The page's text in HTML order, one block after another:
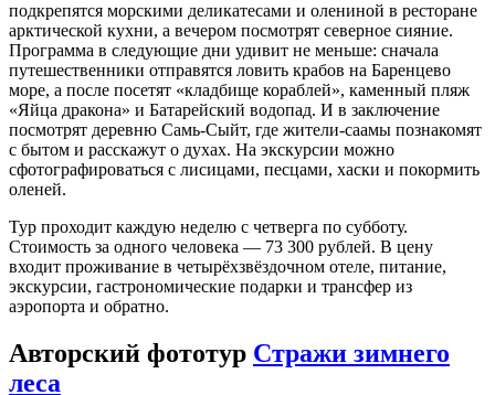
подкрепятся морскими деликатесами и олениной в ресторане
арктической кухни, а вечером посмотрят северное сияние.
Программа в следующие дни удивит не меньше: сначала
путешественники отправятся ловить крабов на Баренцево
море, а после посетят «кладбище кораблей», каменный пляж
«Яйца дракона» и Батарейский водопад. И в заключение
посмотрят деревню Самь-Сыйт, где жители-саамы познакомят
с бытом и расскажут о духах. На экскурсии можно
сфотографироваться с лисицами, песцами, хаски и покормить
оленей.
Тур проходит каждую неделю с четверга по субботу.
Стоимость за одного человека — 73 300 рублей. В цену
входит проживание в четырёхзвёздочном отеле, питание,
экскурсии, гастрономические подарки и трансфер из
аэропорта и обратно.
Авторский фототур Стражи зимнего
леса